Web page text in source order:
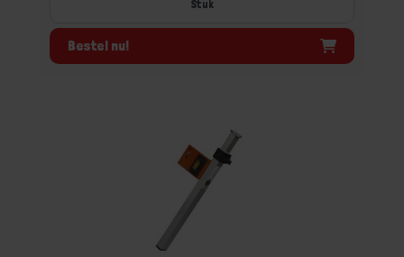
Stuk
Bestel nu!